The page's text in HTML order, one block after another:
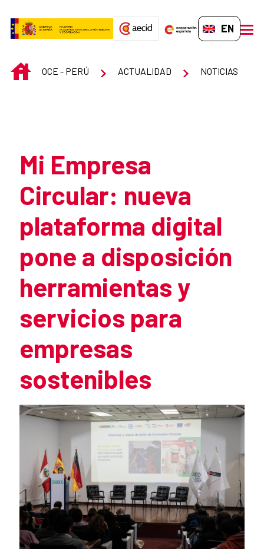
EN-GB
INICIOOCE - PERÚ ACTUALIDAD NOTICIAS
Mi Empresa
Circular: nueva
plataforma digital
pone a disposición
herramientas y
servicios para
empresas
sostenibles
Summary of the news